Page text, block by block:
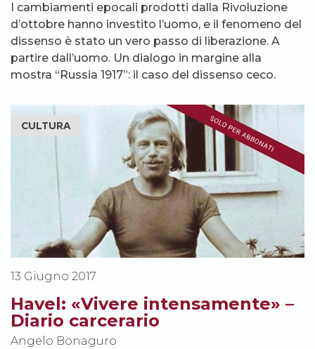
I cambiamenti epocali prodotti dalla Rivoluzione
d’ottobre hanno investito l’uomo, e il fenomeno del
dissenso è stato un vero passo di liberazione. A
partire dall’uomo. Un dialogo in margine alla
mostra “Russia 1917”: il caso del dissenso ceco.
CULTURA
13 Giugno 2017
Havel: «Vivere intensamente» –
Diario carcerario
Angelo Bonaguro